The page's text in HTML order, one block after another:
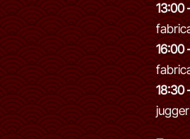
13:00
16:00
18:30